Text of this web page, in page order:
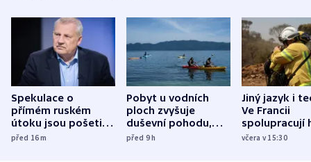
Spekulace o
přímém ruském
útoku jsou pošetilé,
míní estonský
před 16m
Pobyt u vodních
ploch zvyšuje
duševní pohodu,
ukázala
před 9h
Jiný jazyk i
Ve Francii
spolupracují
různých zemí
včera v 15:30